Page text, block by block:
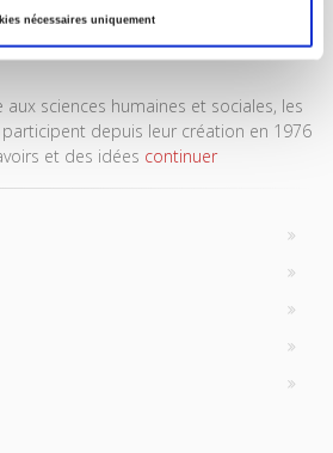
nécessaires uniquement
sciences humaines et sociales, les
participent depuis leur création en 1976
et des idées continuer